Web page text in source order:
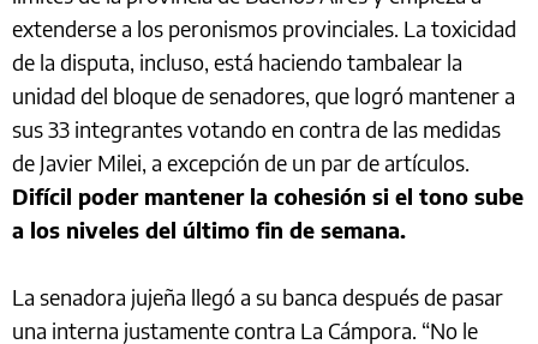
extenderse a los peronismos provinciales. La toxicidad
de la disputa, incluso, está haciendo tambalear la
unidad del bloque de senadores, que logró mantener a
sus 33 integrantes votando en contra de las medidas
de Javier Milei, a excepción de un par de artículos.
Difícil poder mantener la cohesión si el tono sube
a los niveles del último fin de semana.
La senadora jujeña llegó a su banca después de pasar
una interna justamente contra La Cámpora. “No le